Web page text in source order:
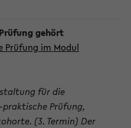
Prüfung im Modul
für die
Prüfung,
(3. Termin) Der